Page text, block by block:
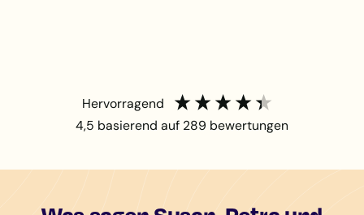
hervorragend
4,5 basierend auf 289 bewertungen